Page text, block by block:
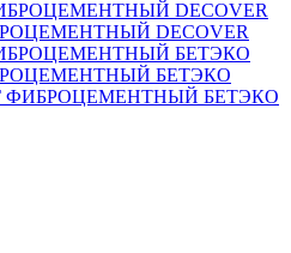
DECOVER
БЕТЭКО
ФИБРОЦЕМЕНТНЫЙ БЕТЭКО